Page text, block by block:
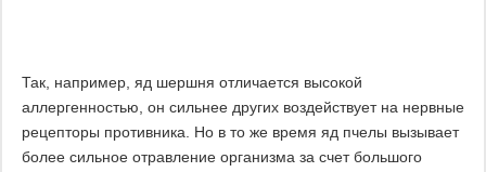
Так, например, яд шершня отличается высокой
аллергенностью, он сильнее других воздействует на нервные
рецепторы противника. Но в то же время яд пчелы вызывает
более сильное отравление организма за счет большого